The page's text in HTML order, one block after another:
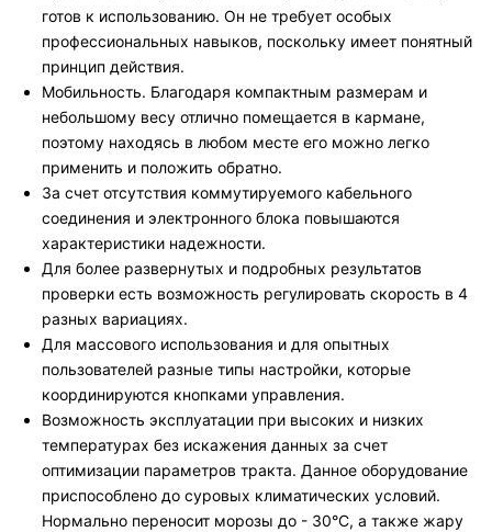
готов к использованию. Он не требует особых
профессиональных навыков, поскольку имеет понятный
принцип действия.
Мобильность. Благодаря компактным размерам и
небольшому весу отлично помещается в кармане,
поэтому находясь в любом месте его можно легко
применить и положить обратно.
За счет отсутствия коммутируемого кабельного
соединения и электронного блока повышаются
характеристики надежности.
Для более развернутых и подробных результатов
проверки есть возможность регулировать скорость в 4
разных вариациях.
Для массового использования и для опытных
пользователей разные типы настройки, которые
координируются кнопками управления.
Возможность эксплуатации при высоких и низких
температурах без искажения данных за счет
оптимизации параметров тракта. Данное оборудование
приспособлено до суровых климатических условий.
Нормально переносит морозы до - 30°С, а также жару